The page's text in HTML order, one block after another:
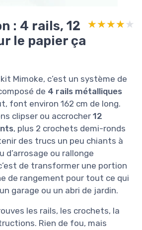
: 4 rails, 12
le papier ça
★★★★★
★★★★★
Mimoke, c’est un système de
de 4 rails métalliques
font environ 162 cm de long.
clipser ou accrocher 12
, plus 2 crochets demi-ronds
des trucs un peu chiants à
d’arrosage ou rallonge
de transformer une portion
de rangement pour tout ce qui
garage ou un abri de jardin.
les rails, les crochets, la
Rien de fou, mais